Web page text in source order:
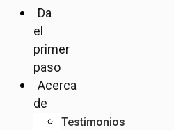
Da
el
primer
paso
Acerca
de
Testimonios